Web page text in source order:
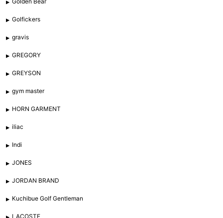
Golfickers
gravis
GREGORY
GREYSON
gym master
HORN GARMENT
iliac
Indi
JONES
JORDAN BRAND
Kuchibue Golf Gentleman
LACOSTE